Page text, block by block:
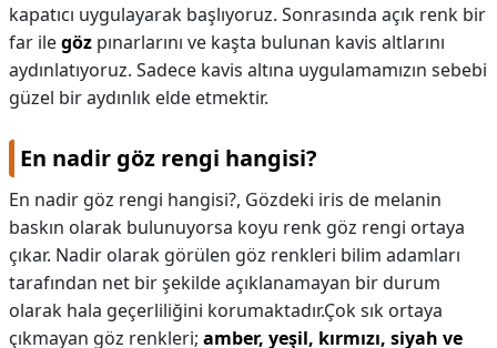
kapatıcı uygulayarak başlıyoruz. Sonrasında açık renk bir
far ilegöz pınarlarını ve kaşta bulunan kavis altlarını
aydınlatıyoruz. Sadece kavis altına uygulamamızın sebebi
güzel bir aydınlık elde etmektir.
En nadir göz rengi hangisi?
En nadir göz rengi hangisi?, Gözdeki iris de melanin
baskın olarak bulunuyorsa koyu renk göz rengi ortaya
çıkar. Nadir olarak görülen göz renkleri bilim adamları
tarafından net bir şekilde açıklanamayan bir durum
olarak hala geçerliliğini korumaktadır.Çok sık ortaya
çıkmayan göz renkleri; amber, yeşil, kırmızı, siyah ve